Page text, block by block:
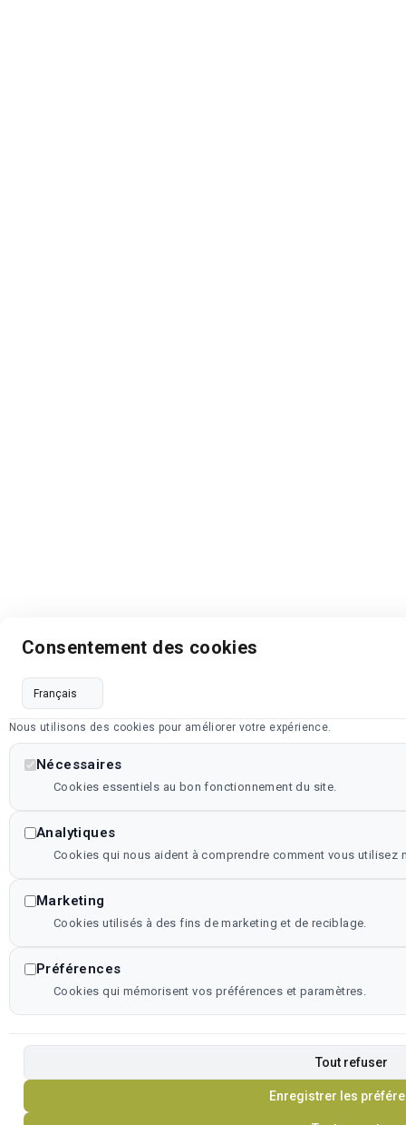
Consentement des cookies
Nous utilisons des cookies pour améliorer votre expérience.
Nécessaires
Cookies essentiels au bon fonctionnement du site.
Analytiques
Cookies qui nous aident à comprendre comment vous utilisez
Marketing
Cookies utilisés à des fins de marketing et de reciblage.
Préférences
Cookies qui mémorisent vos préférences et paramètres.
Tout refuser
Enregistrer les